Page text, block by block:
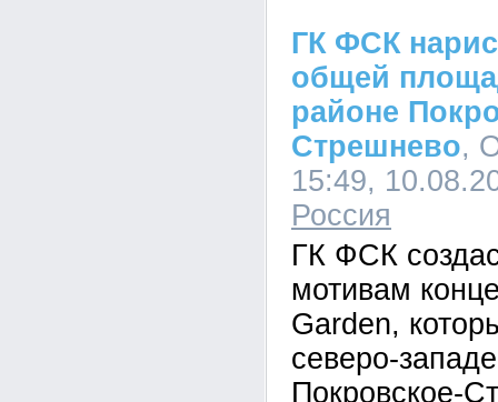
ГК ФСК
общей
районе
Стрешнево,
15:49,
Россия
ГК ФСК
мотивам
Garden,
северо-
Покровское-